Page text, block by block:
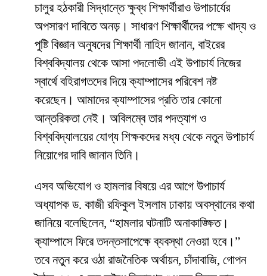
চালুর হঠকারী সিদ্ধান্তে ক্ষুব্ধ শিক্ষার্থীরাও উপাচার্যের
অপসারণ দাবিতে অনড়। সাধারণ শিক্ষার্থীদের পক্ষে খাদ্য ও
পুষ্টি বিজ্ঞান অনুষদের শিক্ষার্থী নাহিদ জানান, বাইরের
বিশ্ববিদ্যালয় থেকে আসা পদলোভী এই উপাচার্য নিজের
স্বার্থে বহিরাগতদের দিয়ে ক্যাম্পাসের পরিবেশ নষ্ট
করেছেন। আমাদের ক্যাম্পাসের প্রতি তার কোনো
আন্তরিকতা নেই। অবিলম্বে তার পদত্যাগ ও
বিশ্ববিদ্যালয়ের যোগ্য শিক্ষকদের মধ্য থেকে নতুন উপাচার্য
নিয়োগের দাবি জানান তিনি।
​এসব অভিযোগ ও হামলার বিষয়ে এর আগে উপাচার্য
অধ্যাপক ড. কাজী রফিকুল ইসলাম ঢাকায় অবস্থানের কথা
জানিয়ে বলেছিলেন, “হামলার ঘটনাটি অনাকাঙ্ক্ষিত।
ক্যাম্পাসে ফিরে তদন্তসাপেক্ষে ব্যবস্থা নেওয়া হবে।”
তবে নতুন করে ওঠা রাজনৈতিক অর্থায়ন, চাঁদাবাজি, গোপন